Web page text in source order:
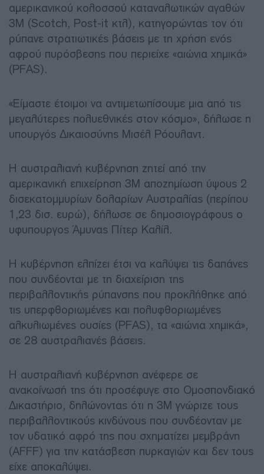
αμερικανικού κολοσσού καταναλωτικών αγαθών
3M (Scotch, Post-it κτλ), κατηγορώντας τον ότι
ρύπανε στρατιωτικές βάσεις με τη χρήση ενός
αφρού πυρόσβεσης που περιείχε «αιώνια χημικά»
(PFAS).
«Είμαστε έτοιμοι να αντιμετωπίσουμε μια από τις
μεγαλύτερες πολυεθνικές στον κόσμο», δήλωσε η
υπουργός Δικαιοσύνης Μισέλ Ρόουλαντ.
Η αυστραλιανή κυβέρνηση ζητεί από την
αμερικανική επιχείρηση 3M αποζημίωση ύψους 2
δισεκατομμυρίων δολαρίων Αυστραλίας (περίπου
1,23 δισ. ευρώ), δήλωσε σε δημοσιογράφους ο
υφυπουργος Άμυνας Πίτερ Καλίλ.
Η κυβέρνηση ελπίζει έτσι να καλύψει τις δαπάνες
που συνδέονται με τη διαχείριση της
περιβαλλοντικής ρύπανσης που προκλήθηκε από
τις υπερφθοριωμένες και πολυφθοριωμένες
αλκυλιωμένες ουσίες (PFAS), τα «αιώνια χημικά»,
σε 28 αυστραλιανές βάσεις.
Η αυστραλιανή κυβέρνηση ανέφερε σε
ανακοίνωσή της ότι προσέφυγε στο Ομοσπονδιακό
Δικαστήριο, δηλώνοντας ότι η 3M γνώριζε τους
περιβαλλοντικούς κινδύνους που συνδέονταν με
τον υδατικό αφρό της που σχηματίζει μεμβράνη
(AFFF) για την κατάσβεση πυρκαγιών και δεν τους
είχε αποκαλύψει.